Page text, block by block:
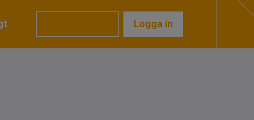
Logga in